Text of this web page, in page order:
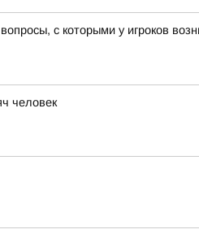
с которыми у игроков
человек